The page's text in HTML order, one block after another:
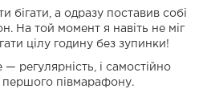
бігати, а одразу поставив собі
На той момент я навіть не міг
цілу годину без зупинки!
регулярність, і самостійно
першого півмарафону.